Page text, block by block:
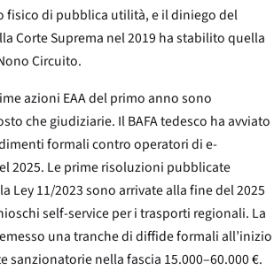
fisico di pubblica utilità, e il diniego del
Corte Suprema nel 2019 ha stabilito quella
Circuito.
azioni EAA del primo anno sono
che giudiziarie. Il BAFA tedesco ha avviato
formali contro operatori di e-
2025. Le prime risoluzioni pubblicate
Ley 11/2023sono arrivate alla fine del 2025
self-service per i trasporti regionali. La
emesso una tranche di diffide formali all’inizio
sanzionatorie nella fascia 15.000–60.000 €.